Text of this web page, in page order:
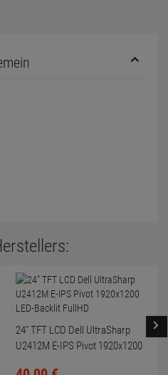
24" TFT LCD Dell UltraSharp
U2412M E-IPS Pivot 1920x1200